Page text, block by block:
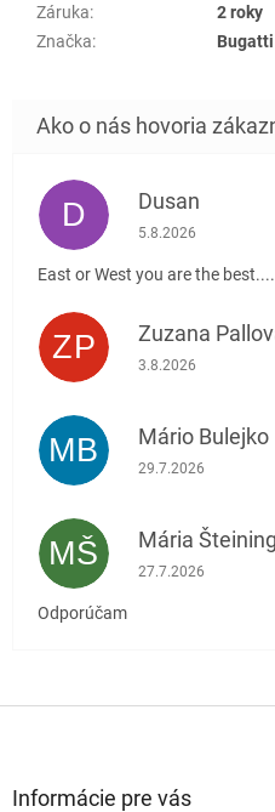
Záruka:
2 roky
Značka: Bugatti
D Dusan
Hodnotenie
5.8.2026
East or West you are the best....
ZP Zuzana
Hodnotenie
3.8.2026
MB Mário Bulejko
Hodnotenie
29.7.2026
MŠ Mária
Hodnotenie
27.7.2026
Odporúčam
Informácie pre vás